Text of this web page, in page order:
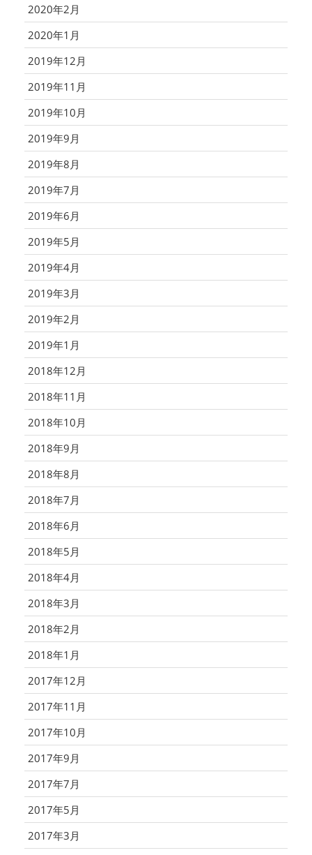
2020年2月
2020年1月
2019年12月
2019年11月
2019年10月
2019年9月
2019年8月
2019年7月
2019年6月
2019年5月
2019年4月
2019年3月
2019年2月
2019年1月
2018年12月
2018年11月
2018年10月
2018年9月
2018年8月
2018年7月
2018年6月
2018年5月
2018年4月
2018年3月
2018年2月
2018年1月
2017年12月
2017年11月
2017年10月
2017年9月
2017年7月
2017年5月
2017年3月